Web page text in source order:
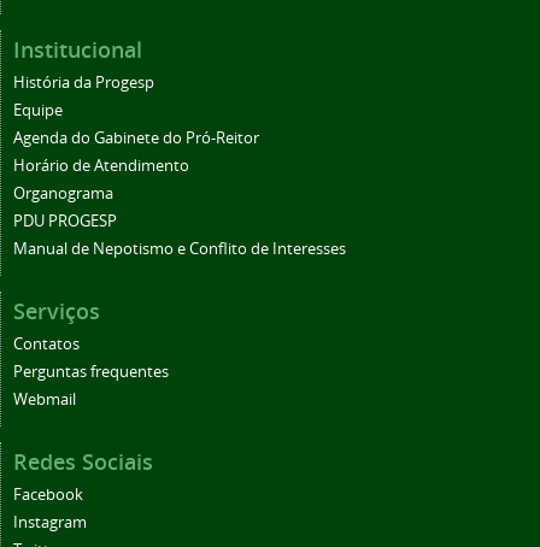
Institucional
História da Progesp
Equipe
Agenda do Gabinete do Pró-Reitor
Horário de Atendimento
Organograma
PDU PROGESP
Manual de Nepotismo e Conflito de Interesses
Serviços
Contatos
Perguntas frequentes
Webmail
Redes Sociais
Facebook
Instagram